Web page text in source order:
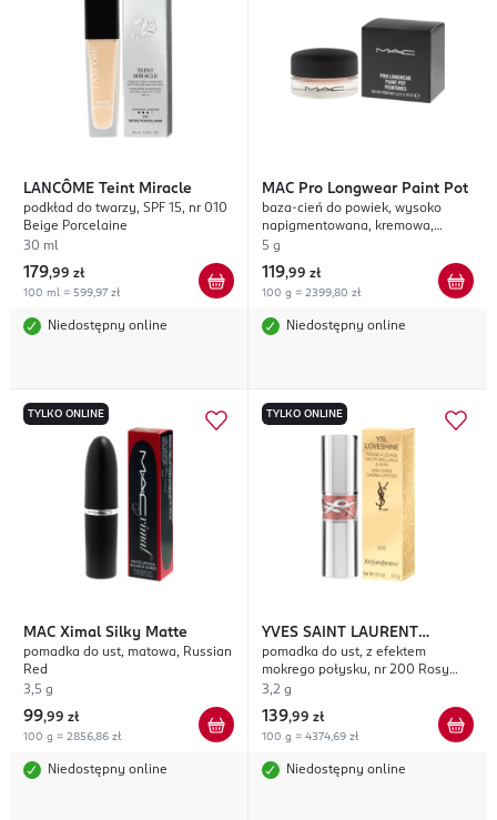
LANCÔME Teint Miracle
podkład do twarzy, SPF 15, nr 010
Beige Porcelaine
30 ml
179,99 zł
100 ml = 599,97 zł
Niedostępny online
MAC Pro Longwear Paint Pot
baza-cień do powiek, wysoko
napigmentowana, kremowa,
Painterly
5 g
119,99 zł
100 g = 2399,80 zł
Niedostępny online
TYLKO ONLINE
MAC Ximal Silky Matte
pomadka do ust, matowa, Russian
Red
3,5 g
99,99 zł
100 g = 2856,86 zł
Niedostępny online
TYLKO ONLINE
YVES SAINT LAURENT
Loveshine
pomadka do ust, z efektem
mokrego połysku, nr 200 Rosy
Sand
3,2 g
139,99 zł
100 g = 4374,69 zł
Niedostępny online